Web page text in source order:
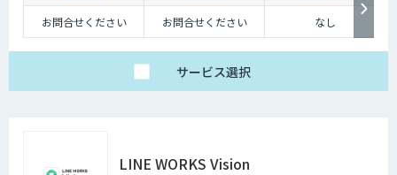
お問合せください
お問合せください なし
サービス選択
LINE WORKS Vision